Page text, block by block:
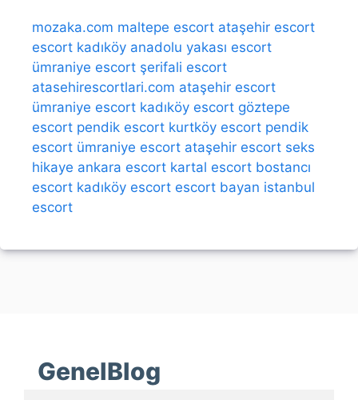
mozaka.com maltepe escort ataşehir escort
escort kadıköy anadolu yakası escort
ümraniye escort şerifali escort
atasehirescortlari.com ataşehir escort
ümraniye escort kadıköy escort göztepe
escort pendik escort kurtköy escort pendik
escort ümraniye escort ataşehir escort seks
hikaye ankara escort kartal escort bostancı
escort kadıköy escort escort bayan istanbul
escort
GenelBlog